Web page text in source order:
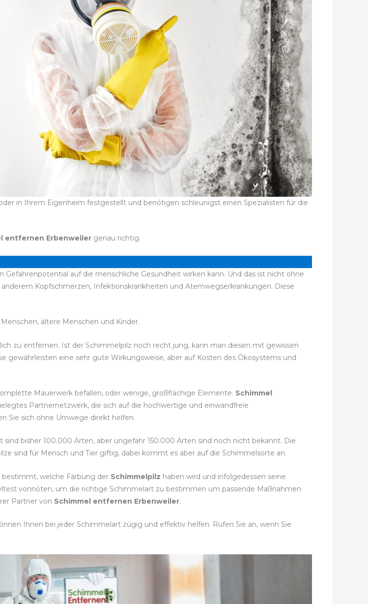
in Ihrem Eigenheim festgestellt und benötigen schleunigst einen Spezialisten für die
entfernen Erbenweiler genau richtig.
auf die menschliche Gesundheit wirken kann. Und das ist nicht ohne
Kopfschmerzen, Infektionskrankheiten und Atemwegserkrankungen. Diese
ältere Menschen und Kinder.
zu entfernen. Ist der Schimmelpilz noch recht jung, kann man diesen mit gewissen
gewährleisten eine sehr gute Wirkungsweise, aber auf Kosten des Ökosystems und
Mauerwerk befallen, oder wenige, großflächige Elemente. Schimmel
Partnernetzwerk, die sich auf die hochwertige und einwandfreie
Sie sich ohne Umwege direkt helfen.
bisher 100.000 Arten, aber ungefähr 150.000 Arten sind noch nicht bekannt. Die
sind für Mensch und Tier giftig, dabei kommt es aber auf die Schimmelsorte an.
welche Färbung der Schimmelpilz haben wird und infolgedessen seine
vonnöten, um die richtige Schimmelart zu bestimmen um passende Maßnahmen
Partner von Schimmel entfernen Erbenweiler.
Ihnen bei jeder Schimmelart zügig und effektiv helfen. Rufen Sie an, wenn Sie